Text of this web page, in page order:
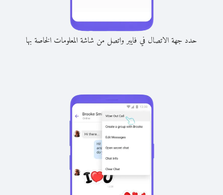
حدد جهة الاتصال في فايبر واتصل من شاشة المعلومات الخاصة بها